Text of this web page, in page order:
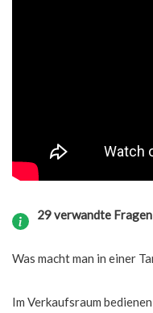
29 verwandte
Was macht man in einer
Im Verkaufsraum